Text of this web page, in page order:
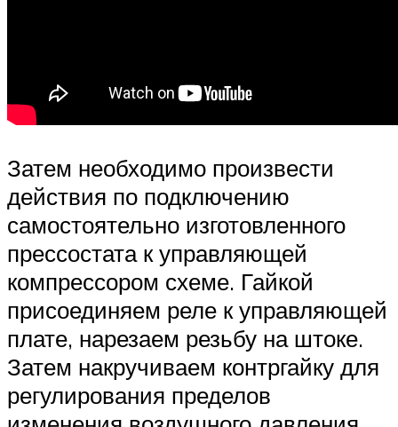
Затем необходимо произвести
действия по подключению
самостоятельно изготовленного
прессостата к управляющей
компрессором схеме. Гайкой
присоединяем реле к управляющей
плате, нарезаем резьбу на штоке.
Затем накручиваем контргайку для
регулирования пределов